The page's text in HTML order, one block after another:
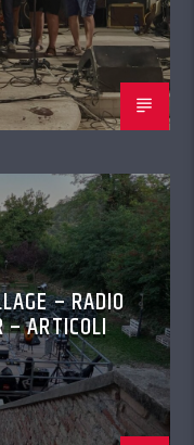
– RADIO
– ARTICOLI